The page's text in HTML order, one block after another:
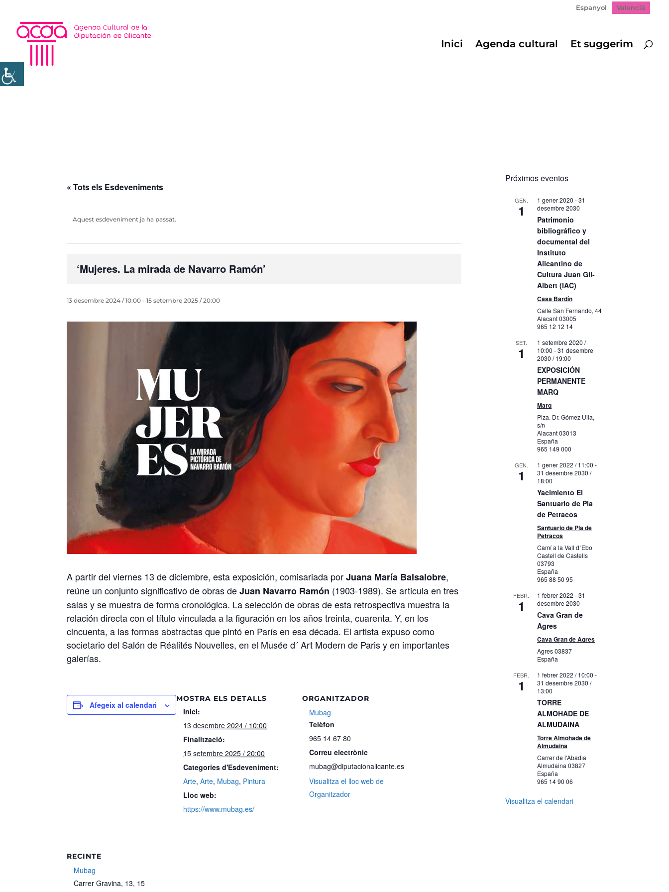
Espanyol Valencià
Inici Agenda cultural Et suggerim
« Tots els Esdeveniments
Aquest esdeveniment ja ha passat.
‘Mujeres. La mirada de Navarro Ramón’
13 desembre 2024 / 10:00 -15 setembre 2025 / 20:00
A partir del viernes 13 de diciembre, esta exposición, comisariada porJuana María Balsalobre,
reúne un conjunto significativo de obras deJuan Navarro Ramón (1903-1989). Se articula en tres
salas y se muestra de forma cronológica. La selección de obras de esta retrospectiva muestra la
relación directa con el título vinculada a la figuración en los años treinta, cuarenta. Y, en los
cincuenta, a las formas abstractas que pintó en París en esa década. El artista expuso como
societario del Salón de Réalités Nouvelles, en el Musée d´ Art Modern de Paris y en importantes
galerías.
Afegeix al calendari
MOSTRA ELS DETALLS
Inici:
13 desembre 2024 / 10:00
Finalització:
15 setembre 2025 / 20:00
Categories d'Esdeveniment:
Arte,Arte, Mubag, Pintura
Lloc web:
https://www.mubag.es/
ORGANITZADOR
Mubag
Telèfon
965 14 67 80
Correu electrònic
mubag@diputacionalicante.es
Visualitza el lloc web de
Organitzador
RECINTE
Mubag
Carrer Gravina, 13, 15
Próximos eventos
GEN.
1
1 gener 2020 -31
desembre 2030
Patrimonio
bibliográfico y
documental del
Instituto
Alicantino de
Cultura Juan Gil-
Albert (IAC)
Casa Bardín
Calle San Fernando, 44
Alacant03005
965 12 12 14
SET.
1
1 setembre 2020 /
10:00 -31 desembre
2030 / 19:00
EXPOSICIÓN
PERMANENTE
MARQ
Marq
Plza. Dr. Gómez Ulla,
s/n
Alacant03013
España
965 149 000
GEN.
1
1 gener 2022 / 11:00 -
31 desembre 2030 /
18:00
Yacimiento El
Santuario de Pla
de Petracos
Santuario de Pla de
Petracos
Camí a la Vall d´Ebo
Castell de Castells
03793
España
965 88 50 95
FEBR.
1
1 febrer 2022 -31
desembre 2030
Cava Gran de
Agres
Cava Gran de Agres
Agres03837
España
FEBR.
1
1 febrer 2022 / 10:00 -
31 desembre 2030 /
13:00
TORRE
ALMOHADE DE
ALMUDAINA
Torre Almohade de
Almudaina
Carrer de l'Abadia
Almudaina03827
España
965 14 90 06
Visualitza el calendari